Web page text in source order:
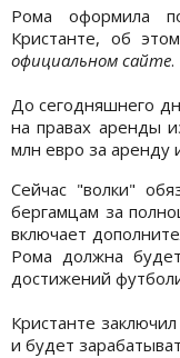
Рома оформила
Кристанте, об
официальном сайте.
До сегодняшнего
на правах аренды
млн евро за аренду
Сейчас "волки"
бергамцам за
включает
Рома должна
достижений
Кристанте
и будет